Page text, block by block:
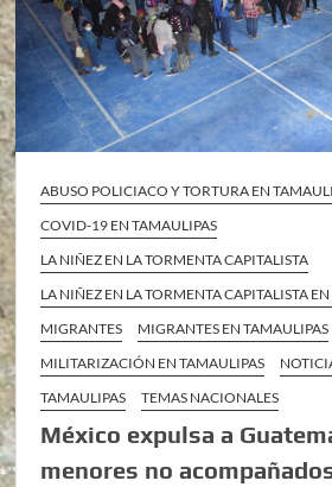
ABUSO POLICIACO Y TORTURA EN
COVID-19 EN TAMAULIPAS
LA NIÑEZ EN LA TORMENTA CAPITALISTA
LA NIÑEZ EN LA TORMENTA CAPITALISTA
MIGRANTES
MIGRANTES EN TAMAULIPAS
MILITARIZACIÓN EN TAMAULIPAS
TAMAULIPAS
TEMAS NACIONALES
México expulsa a
menores no